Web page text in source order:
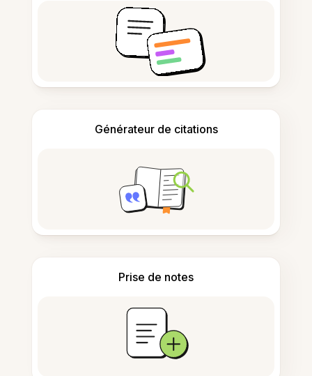
Générateur de citations
Prise de notes